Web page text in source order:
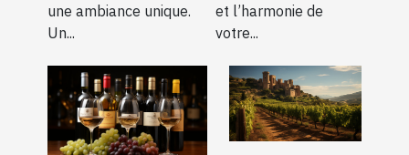
une ambiance unique.
Un...
et l’harmonie de
votre...